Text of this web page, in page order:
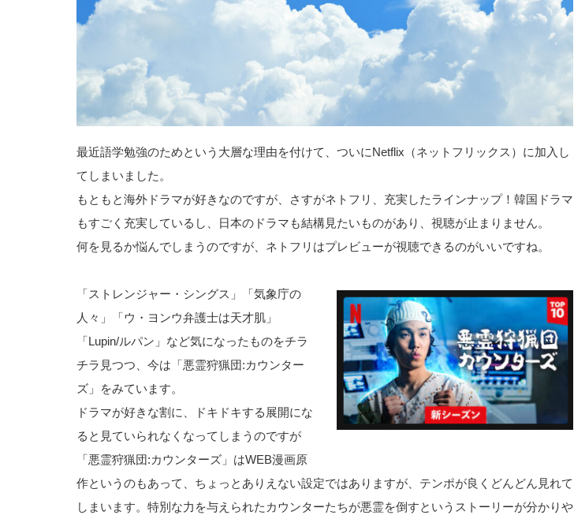
最近語学勉強のためという大層な理由を付けて、ついにNetflix（ネットフリックス）に加入し
てしまいました。
もともと海外ドラマが好きなのですが、さすがネトフリ、充実したラインナップ！韓国ドラマ
もすごく充実しているし、日本のドラマも結構見たいものがあり、視聴が止まりません。
何を見るか悩んでしまうのですが、ネトフリはプレビューが視聴できるのがいいですね。
「ストレンジャー・シングス」「気象庁の
人々」「ウ・ヨンウ弁護士は天才肌」
「Lupin/ルパン」など気になったものをチラ
チラ見つつ、今は「悪霊狩猟団:カウンター
ズ」をみています。
ドラマが好きな割に、ドキドキする展開にな
ると見ていられなくなってしまうのですが
「悪霊狩猟団:カウンターズ」はWEB漫画原
作というのもあって、ちょっとありえない設定ではありますが、テンポが良くどんどん見れて
しまいます。特別な力を与えられたカウンターたちが悪霊を倒すというストーリーが分かりや